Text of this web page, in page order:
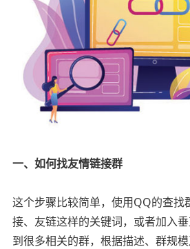
一、如何找友情链接群
这个步骤比较简单，使用QQ的查找
接、友链这样的关键词，或者加入
到很多相关的群，根据描述、群规